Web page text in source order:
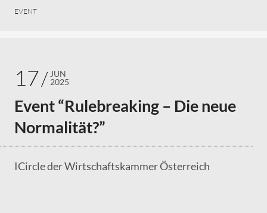
EVENT
17
JUN
2025
Event “Rulebreaking – Die neue
Normalität?”
ICircle der Wirtschaftskammer Österreich